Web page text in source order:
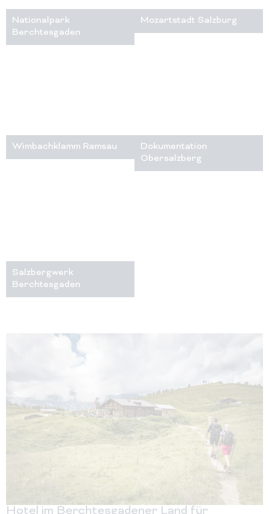
Nationalpark
Berchtesgaden
Mozartstadt Salzburg
Wimbachklamm Ramsau
Dokumentation
Obersalzberg
Salzbergwerk
Berchtesgaden
Hotel im Berchtesgadener Land für